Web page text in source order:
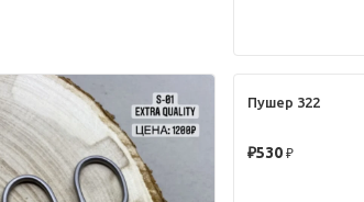
Пушер 322
★★★★★
₽530